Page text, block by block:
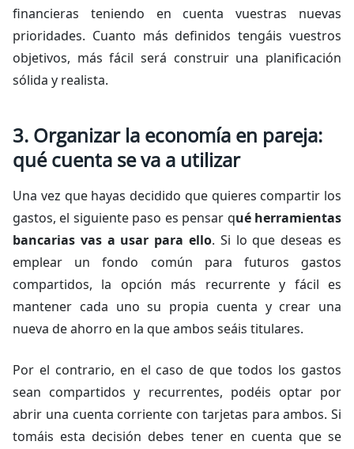
financieras teniendo en cuenta vuestras nuevas
prioridades. Cuanto más definidos tengáis vuestros
objetivos, más fácil será construir una planificación
sólida y realista.
3. Organizar la economía en pareja:
qué cuenta se va a utilizar
Una vez que hayas decidido que quieres compartir los
gastos, el siguiente paso es pensar qué herramientas
bancarias vas a usar para ello. Si lo que deseas es
emplear un fondo común para futuros gastos
compartidos, la opción más recurrente y fácil es
mantener cada uno su propia cuenta y crear una
nueva de ahorro en la que ambos seáis titulares.
Por el contrario, en el caso de que todos los gastos
sean compartidos y recurrentes, podéis optar por
abrir una cuenta corriente con tarjetas para ambos. Si
tomáis esta decisión debes tener en cuenta que se